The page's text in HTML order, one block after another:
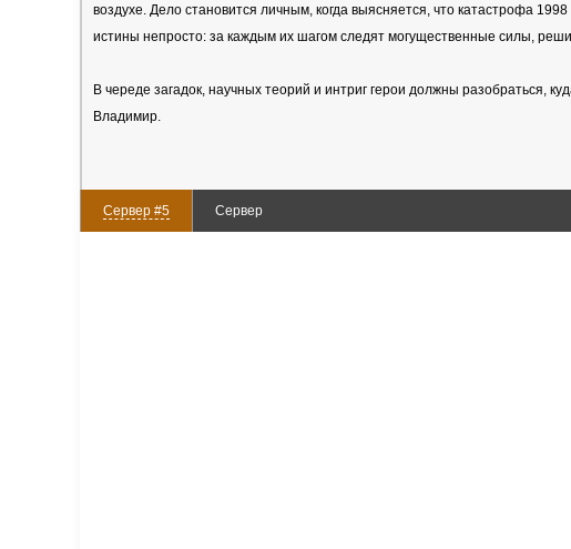
воздухе. Дело становится личным, когда выясняется, что катастрофа
истины непросто: за каждым их шагом следят могущественные силы,
В череде загадок, научных теорий и интриг герои должны разобраться,
Владимир.
Сервер #5 Сервер